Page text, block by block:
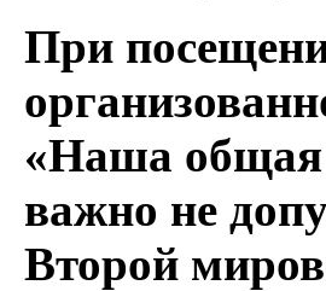
При
«Наша общая
важно не
Второй